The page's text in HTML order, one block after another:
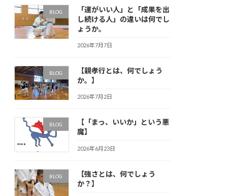
BLOG
「運がいい人」と「成果を出
し続ける人」の違いは何でし
ょうか。
2026年7月7日
BLOG
【親孝行とは、何でしょう
か。】
2026年7月2日
BLOG
【「まっ、いいか」という悪
魔】
2026年6月23日
BLOG
【強さとは、何でしょう
か？】